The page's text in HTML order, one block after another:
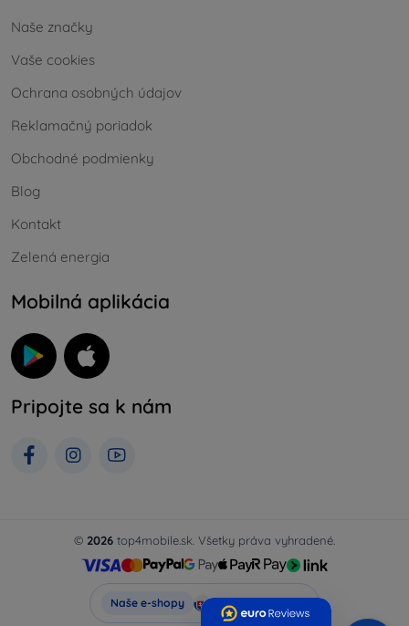
Naše značky
Vaše cookies
Ochrana osobných údajov
Reklamačný poriadok
Obchodné podmienky
Blog
Kontakt
Zelená energia
Mobilná aplikácia
Pripojte sa k nám
© 2026 top4mobile.sk. Všetky práva vyhradené.
Naše e-shopy Top4Mobile.sk